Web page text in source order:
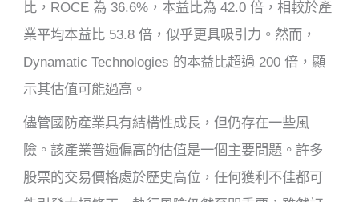
比，ROCE 為 36.6%，本益比為 42.0 倍，相較於產
業平均本益比 53.8 倍，似乎更具吸引力。然而，
Dynamatic Technologies 的本益比超過 200 倍，顯
示其估值可能過高。
儘管國防產業具有結構性成長，但仍存在一些風
險。該產業普遍偏高的估值是一個主要問題。許多
股票的交易價格處於歷史高位，任何獲利不佳都可